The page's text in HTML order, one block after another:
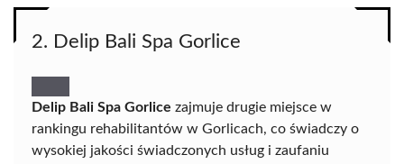
2. Delip Bali Spa Gorlice
Delip Bali Spa Gorlice zajmuje drugie miejsce w
rankingu rehabilitantów w Gorlicach, co świadczy o
wysokiej jakości świadczonych usług i zaufaniu